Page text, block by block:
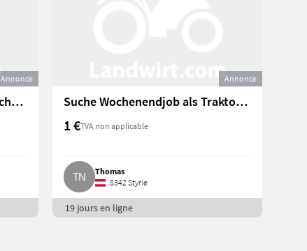
Annonce
Suche Nebenjob in Landwirtschaftsbetrieb mit Tierhaltung
Annonce
Suche Wochenendjob als Traktorfahrer
1 €TVA non applicable
Thomas
8342 Styrie
19 jours en ligne